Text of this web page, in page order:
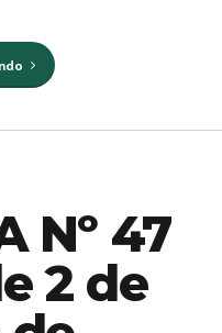
Nº 47
2 de